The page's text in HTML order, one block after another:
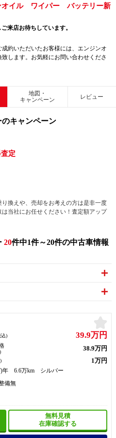
オイル ワイパー バッテリー新
来店お待ちしています。
約いただいたお客様には、エンジンオ
ます。お気軽にお問い合わせくださ
地図・
キャンペーン
レビュー
キャンペーン
定
換えや、売却をお考えの方は是非一度
当社にお任せください！査定額アップ
20件中1件～20件の中古車情報
込) 39.9万円
38.9万円
1万円
年 6.6万km シルバー
備無
無料見積
在庫確認する